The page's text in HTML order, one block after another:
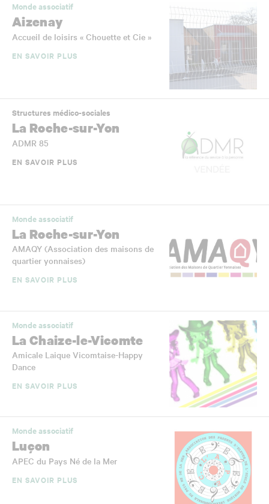
Monde associatif
Aizenay
Accueil de loisirs « Chouette et Cie »
EN SAVOIR PLUS
Structures médico-sociales
La Roche-sur-Yon
ADMR 85
EN SAVOIR PLUS
Monde associatif
La Roche-sur-Yon
AMAQY (Association des maisons de
quartier yonnaises)
EN SAVOIR PLUS
Monde associatif
La Chaize-le-Vicomte
Amicale Laique Vicomtaise-Happy
Dance
EN SAVOIR PLUS
Monde associatif
Luçon
APEC du Pays Né de la Mer
EN SAVOIR PLUS